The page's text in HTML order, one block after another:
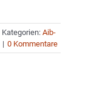
Kategorien: Aib-
| 0 Kommentare